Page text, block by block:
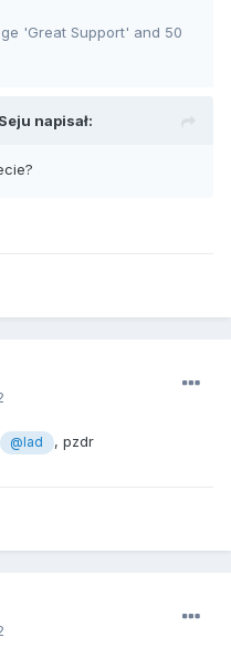
'Great Support' and 50
Seju napisał:
@lad , pzdr